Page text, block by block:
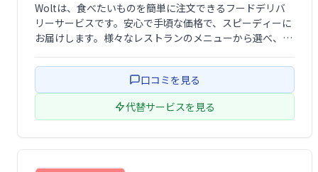
Woltは、食べたいものを簡単に注文できるフードデリバ
リーサービスです。安心で手頃な価格で、スピーディーに
お届けします。様々なレストランのメニューから選べ、手
口コミを見る
代替サービスを見る